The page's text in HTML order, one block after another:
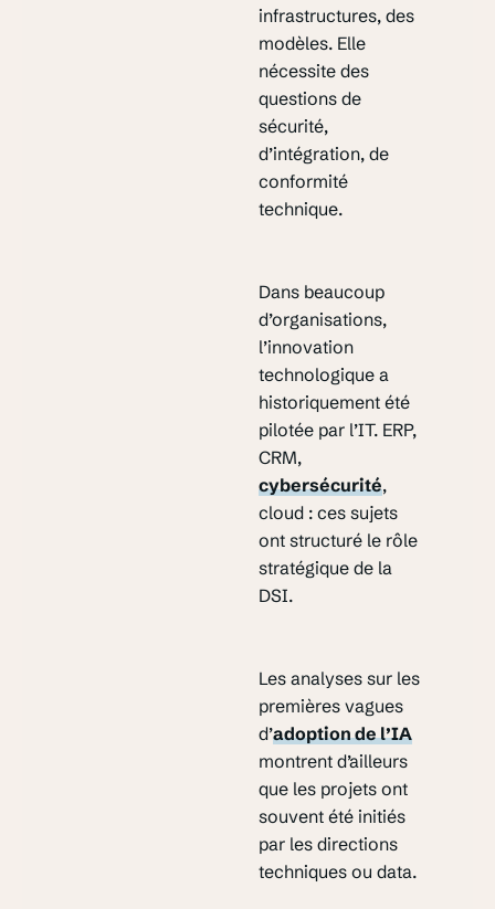
infrastructures, des
modèles. Elle
nécessite des
questions de
sécurité,
d’intégration, de
conformité
technique.
Dans beaucoup
d’organisations,
l’innovation
technologique a
historiquement été
pilotée par l’IT. ERP,
CRM,
cybersécurité,
cloud : ces sujets
ont structuré le rôle
stratégique de la
DSI.
Les analyses sur les
premières vagues
d’adoption de l’IA
montrent d’ailleurs
que les projets ont
souvent été initiés
par les directions
techniques ou data.